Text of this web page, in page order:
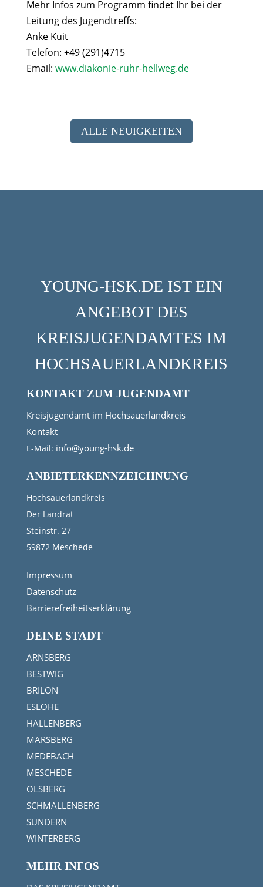
Mehr Infos zum Programm findet Ihr bei der
Leitung des Jugendtreffs:
Anke Kuit
Telefon: +49 (291)4715
Email: www.diakonie-ruhr-hellweg.de
ALLE NEUIGKEITEN
YOUNG-HSK.DE IST EIN
ANGEBOT DES
KREISJUGENDAMTES IM
HOCHSAUERLANDKREIS
KONTAKT ZUM JUGENDAMT
Kreisjugendamt im Hochsauerlandkreis
Kontakt
E-Mail: info@young-hsk.de
ANBIETERKENNZEICHNUNG
Hochsauerlandkreis
Der Landrat
Steinstr. 27
59872 Meschede
Impressum
Datenschutz
Barrierefreiheitserklärung
DEINE STADT
ARNSBERG
BESTWIG
BRILON
ESLOHE
HALLENBERG
MARSBERG
MEDEBACH
MESCHEDE
OLSBERG
SCHMALLENBERG
SUNDERN
WINTERBERG
MEHR INFOS